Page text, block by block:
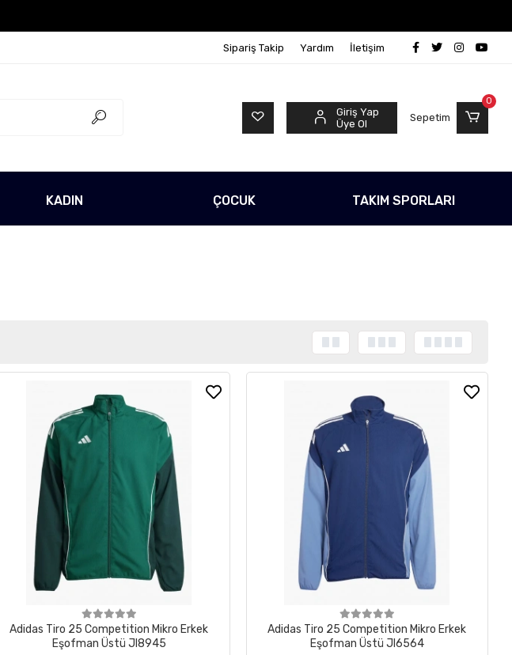
Sipariş Takip Yardım İletişim
Giriş Yap
Üye Ol
Sepetim
0
KADIN ÇOCUK TAKIM SPORLARI
Adidas Tiro 25 Competition Mikro Erkek
Eşofman Üstü JI8945
Adidas Tiro 25 Competition Mikro Erkek
Eşofman Üstü JI6564